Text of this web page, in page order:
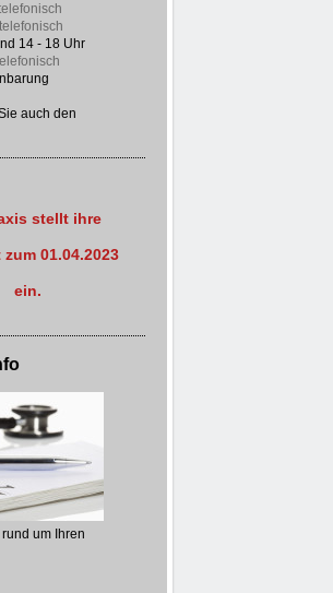
14 - 18 Uhr
auch den
stellt ihre
01.04.2023
ein.
um Ihren